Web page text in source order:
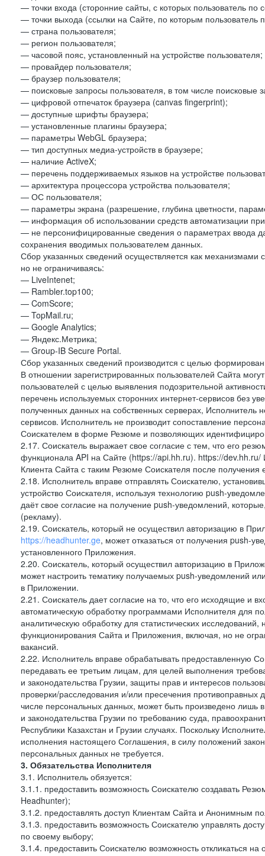
— точки входа (сторонние сайты, с которых пользователь по
— точки выхода (ссылки на Сайте, по которым пользователь
— страна пользователя;
— регион пользователя;
— часовой пояс, установленный на устройстве пользователя;
— провайдер пользователя;
— браузер пользователя;
— поисковые запросы пользователя, в том числе поисковые
— цифровой отпечаток браузера (canvas fingerprint);
— доступные шрифты браузера;
— установленные плагины браузера;
— параметры WebGL браузера;
— тип доступных медиа-устройств в браузере;
— наличие ActiveX;
— перечень поддерживаемых языков на устройстве
— архитектура процессора устройства пользователя;
— ОС пользователя;
— параметры экрана (разрешение, глубина цветности,
— информация об использовании средств автоматизации
— не персонифицированные сведения о параметрах ввода
сохранения вводимых пользователем данных.
Сбор указанных сведений осуществляется как
но не ограничиваясь:
— LiveIntenet;
— Rambler.top100;
— ComScore;
— TopMail.ru;
— Google Analytics;
— Яндекс.Метрика;
— Group-IB Secure Portal.
Сбор указанных сведений производится с целью
В отношении зарегистрированных пользователей Сайта
пользователей с целью выявления подозрительной
перечень используемых сторонних интернет-сервисов без
полученных данных на собственных серверах, Исполнитель
сервисов. Исполнитель не производит сопоставление
Соискателем в форме Резюме и позволяющих
2.17. Соискатель выражает свое согласие с тем, что его
функционала API на Сайте (https://api.hh.ru). https://dev.hh.ru/
Клиента Сайта с таким Резюме Соискателя после
2.18. Исполнитель вправе отправлять Соискателю,
устройство Соискателя, используя технологию push-
даёт свое согласие на получение push-уведомлений,
(рекламу).
2.19. Соискатель, который не осуществил авторизацию в
https://headhunter.ge, может отказаться от получения push-
установленного Приложения.
2.20. Соискатель, который осуществил авторизацию в
может настроить тематику получаемых push-уведомлений
в Приложении.
2.21. Соискатель дает согласие на то, что его исходящие и
автоматическую обработку программами Исполнителя для
аналитическую обработку для статистических
функционирования Сайта и Приложения, включая, но не
вакансий.
2.22. Исполнитель вправе обрабатывать предоставленную
передавать ее третьим лицам, для целей выполнения
и законодательства Грузии, защиты прав и интересов
проверки/расследования и/или пресечения
числе персональных данных, может быть произведено лишь
и законодательства Грузии по требованию суда,
Республики Казахстан и Грузии случаях. Поскольку
исполнения настоящего Соглашения, в силу положений
персональных данных не требуется.
3. Обязательства Исполнителя
3.1. Исполнитель обязуется:
3.1.1. предоставить возможность Соискателю создавать
Headhunter);
3.1.2. предоставлять доступ Клиентам Сайта и Анонимным
3.1.3. предоставить возможность Соискателю управлять
по своему выбору;
3.1.4. предоставить Соискателю возможность откликаться